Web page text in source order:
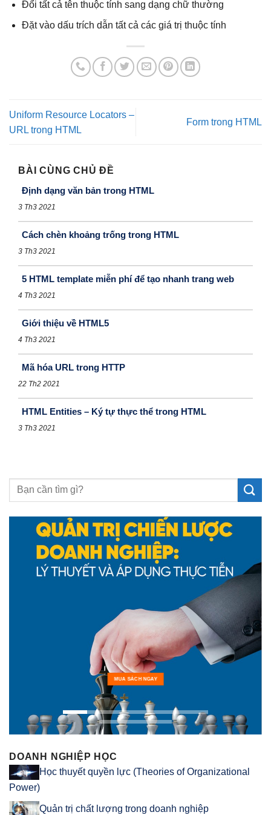
Đổi tất cả tên thuộc tính sang dạng chữ thường
Đặt vào dấu trích dẫn tất cả các giá trị thuộc tính
Uniform Resource Locators –
URL trong HTML
Form trong HTML
BÀI CÙNG CHỦ ĐỀ
Định dạng văn bản trong HTML
3 Th3 2021
Cách chèn khoảng trống trong HTML
3 Th3 2021
5 HTML template miễn phí để tạo nhanh trang web
4 Th3 2021
Giới thiệu về HTML5
4 Th3 2021
Mã hóa URL trong HTTP
22 Th2 2021
HTML Entities – Ký tự thực thể trong HTML
3 Th3 2021
MUA SÁCH NGAY
DOANH NGHIỆP HỌC
Học thuyết quyền lực (Theories of Organizational
Power)
Quản trị chất lượng trong doanh nghiệp